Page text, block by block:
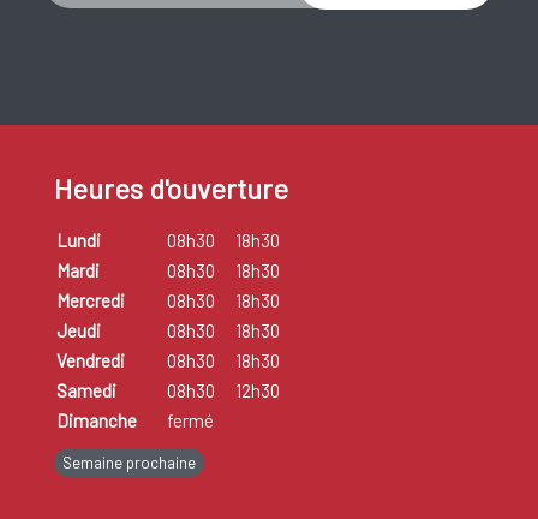
Heures d'ouverture
Lundi 08h30
18h30
Mardi
08h30
18h30
Mercredi
08h30
18h30
Jeudi
08h30
18h30
Vendredi
08h30
18h30
Samedi
08h30
12h30
Dimanche
fermé
Semaine prochaine